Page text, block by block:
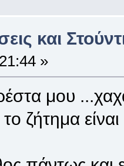
και
»
μου
ζήτημα